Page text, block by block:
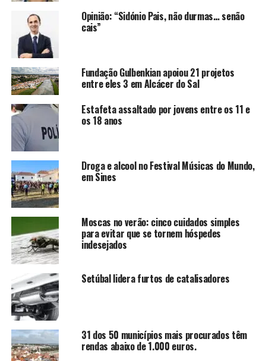
Opinião: “Sidónio Pais, não durmas… senão
cais”
Fundação Gulbenkian apoiou 21 projetos
entre eles 3 em Alcácer do Sal
Estafeta assaltado por jovens entre os 11 e
os 18 anos
Droga e alcool no Festival Músicas do Mundo,
em Sines
Moscas no verão: cinco cuidados simples
para evitar que se tornem hóspedes
indesejados
Setúbal lidera furtos de catalisadores
31 dos 50 municípios mais procurados têm
rendas abaixo de 1.000 euros.